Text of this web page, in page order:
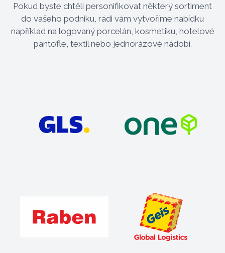
Pokud byste chtěli personifikovat některý sortiment
do vašeho podniku, rádi vám vytvoříme nabídku
například na logovaný porcelán, kosmetiku, hotelové
pantofle, textil nebo jednorázové nádobí.